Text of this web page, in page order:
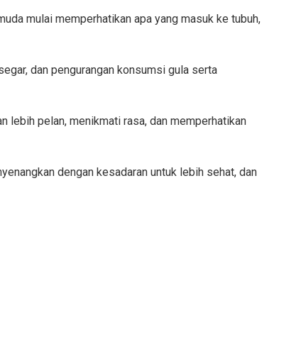
mulai memperhatikan apa yang masuk ke tubuh,
dan pengurangan konsumsi gula serta
lebih pelan, menikmati rasa, dan memperhatikan
dengan kesadaran untuk lebih sehat, dan